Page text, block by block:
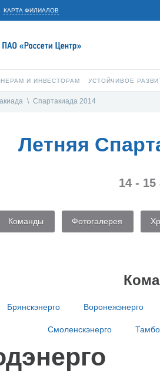
КАРТА ФИЛИАЛОВ
И ИНВЕСТОРАМ УСТОЙЧИВОЕ
\ Спартакиада 2014
Летняя
14 - 15
Команды Фотогалерея
Брянскэнерго Воронежэнерго
Смоленскэнерго